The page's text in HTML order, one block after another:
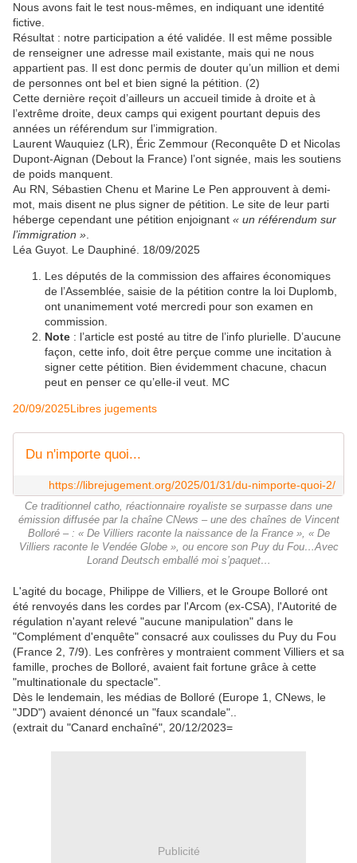
Nous avons fait le test nous-mêmes, en indiquant une identité
fictive.
Résultat : notre participation a été validée. Il est même possible
de renseigner une adresse mail existante, mais qui ne nous
appartient pas. Il est donc permis de douter qu’un million et demi
de personnes ont bel et bien signé la pétition. (2)
Cette dernière reçoit d’ailleurs un accueil timide à droite et à
l’extrême droite, deux camps qui exigent pourtant depuis des
années un référendum sur l’immigration.
Laurent Wauquiez (LR), Éric Zemmour (Reconquête D et Nicolas
Dupont-Aignan (Debout la France) l’ont signée, mais les soutiens
de poids manquent.
Au RN, Sébastien Chenu et Marine Le Pen approuvent à demi-
mot, mais disent ne plus signer de pétition. Le site de leur parti
héberge cependant une pétition enjoignant « un référendum sur
l’immigration »
Léa Guyot. Le Dauphiné. 18/09/2025
Les députés de la commission des affaires économiques
de l’Assemblée, saisie de la pétition contre la loi Duplomb,
ont unanimement voté mercredi pour son examen en
commission.
Note : l’article est posté au titre de l’info plurielle. D’aucune
façon, cette info, doit être perçue comme une incitation à
signer cette pétition. Bien évidemment chacune, chacun
peut en penser ce qu’elle-il veut. MC
20/09/2025Libres jugements
Du n'importe quoi...
https://librejugement.org/2025/01/31/du-nimporte-quoi-2/
Ce traditionnel catho, réactionnaire royaliste se surpasse dans une
émission diffusée par la chaîne CNews – une des chaînes de Vincent
Bolloré – : « De Villiers raconte la naissance de la France », « De
Villiers raconte le Vendée Globe », ou encore son Puy du Fou…Avec
Lorand Deutsch emballé moi s’paquet…
L'agité du bocage, Philippe de Villiers, et le Groupe Bolloré ont
été renvoyés dans les cordes par l'Arcom (ex-CSA), l'Autorité de
régulation n'ayant relevé "aucune manipulation" dans le
"Complément d'enquête" consacré aux coulisses du Puy du Fou
(France 2, 7/9). Les confrères y montraient comment Villiers et sa
famille, proches de Bolloré, avaient fait fortune grâce à cette
"multinationale du spectacle".
Dès le lendemain, les médias de Bolloré (Europe 1, CNews, le
"JDD") avaient dénoncé un "faux scandale"..
(extrait du "Canard enchaîné", 20/12/2023=
Publicité